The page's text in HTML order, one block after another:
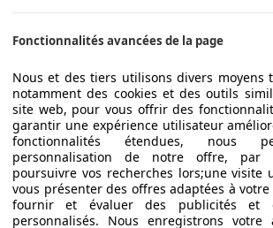
une ligne de design pour le
Fonctionnalités avancées de la page
Nous et des tiers utilisons divers moyens
notamment des cookies et des outils
site web, pour vous offrir des
garantir une expérience utilisateur
fonctionnalités étendues, nous
personnalisation de notre offre, par
poursuivre vos recherches lors;une visite
vous présenter des offres adaptées à
fournir et évaluer des publicités et
personnalisés. Nous enregistrons votre